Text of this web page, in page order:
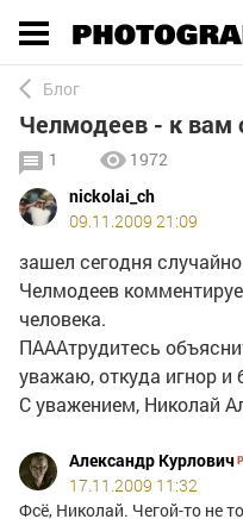
Блог
Челмодеев - к вам
1
1972
nickolai_ch
09.11.2009 21:09
зашел сегодня
Челмодеев
человека.
ПАААтрудитесь
уважаю, откуда игнор и
С уважением, Николай
Александр Курлович
17.11.2009 11:32
Фсё, Николай. Чегой-то не